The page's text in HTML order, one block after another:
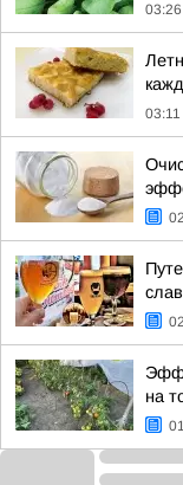
03:26
03:11
на